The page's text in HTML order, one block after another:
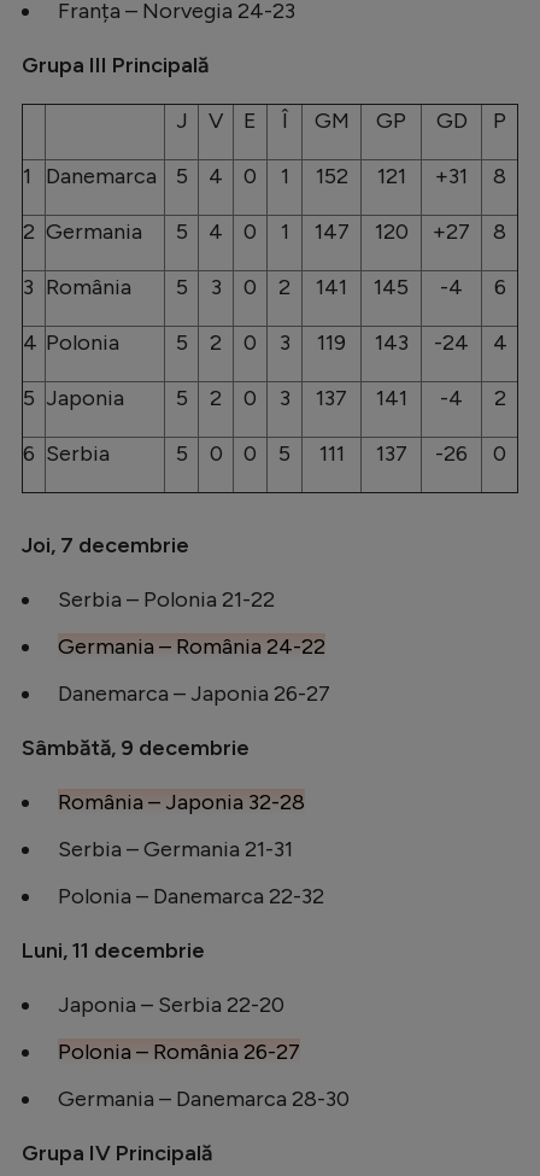
Franța – Norvegia 24-23
Grupa III Principală
J V E Î GM GP GD P
1 Danemarca 5 4 0 1 152 121 +31 8
2 Germania 5 4 0 1 147 120 +27 8
3 România 5 3 0 2 141 145 -4 6
4 Polonia 5 2 0 3 119 143 -24 4
5 Japonia 5 2 0 3 137 141 -4 2
6 Serbia 5 0 0 5 111 137 -26 0
Joi, 7 decembrie
Serbia – Polonia 21-22
Germania – România 24-22
Danemarca – Japonia 26-27
Sâmbătă, 9 decembrie
România – Japonia 32-28
Serbia – Germania 21-31
Polonia – Danemarca 22-32
Luni, 11 decembrie
Japonia – Serbia 22-20
Polonia – România 26-27
Germania – Danemarca 28-30
Grupa IV Principală